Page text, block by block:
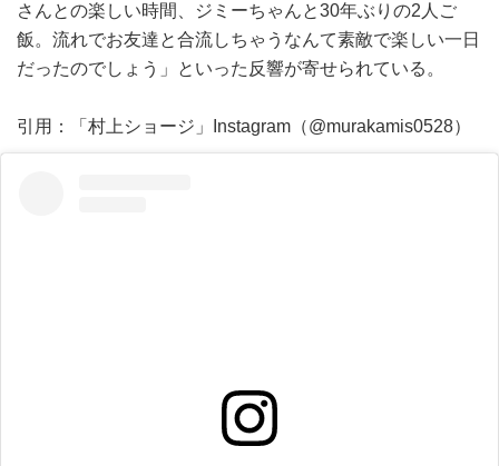
さんとの楽しい時間、ジミーちゃんと30年ぶりの2人ご
飯。流れでお友達と合流しちゃうなんて素敵で楽しい一日
だったのでしょう」といった反響が寄せられている。
引用：「村上ショージ」Instagram（@murakamis0528）